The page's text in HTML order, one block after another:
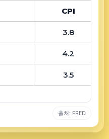
CPI
3.8
4.2
3.5
출처: FRED